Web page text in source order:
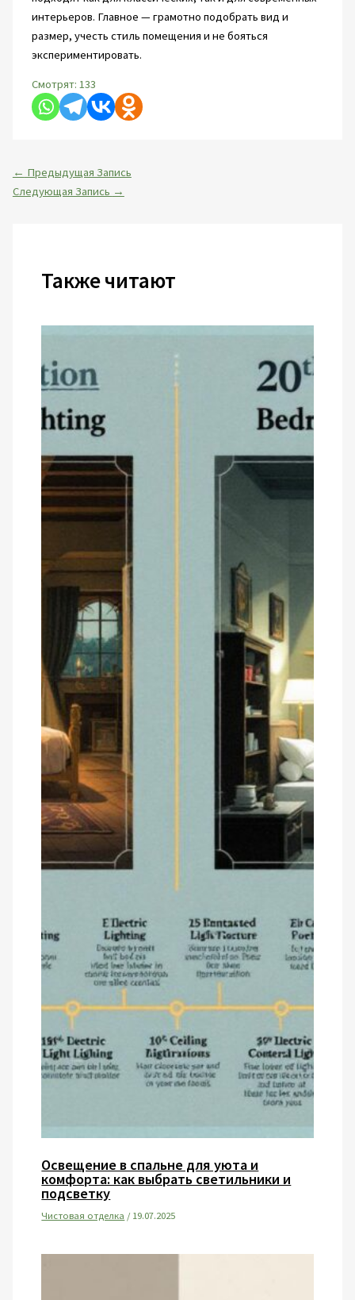
интерьеров. Главное — грамотно подобрать вид и
размер, учесть стиль помещения и не бояться
экспериментировать.
Смотрят: 133
← Предыдущая Запись
Следующая Запись →
Также читают
Освещение в спальне для уюта и
комфорта: как выбрать светильники и
подсветку
Чистовая отделка /19.07.2025